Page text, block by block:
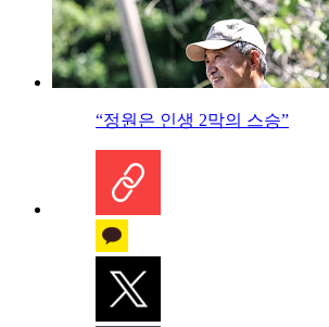
“정원은 인생 2막의 스승”